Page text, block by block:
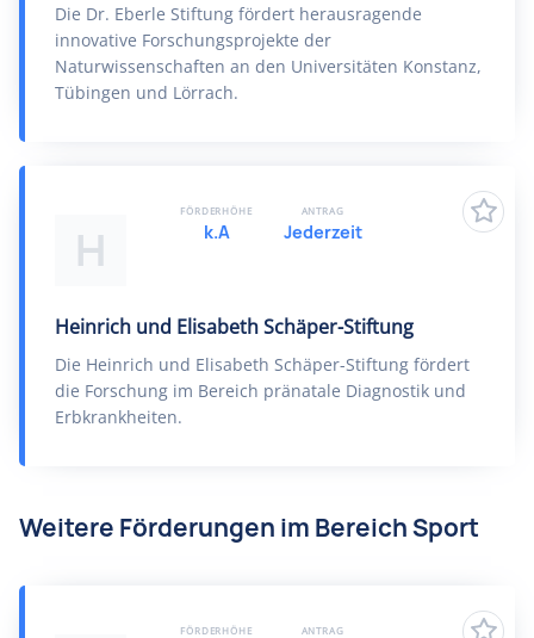
Die Dr. Eberle Stiftung fördert herausragende
innovative Forschungsprojekte der
Naturwissenschaften an den Universitäten Konstanz,
Tübingen und Lörrach.
H
Heinrich und Elisabeth Schäper-Stiftung
Die Heinrich und Elisabeth Schäper-Stiftung fördert
die Forschung im Bereich pränatale Diagnostik und
Erbkrankheiten.
FÖRDERHÖHE
k.A
ANTRAG
Jederzeit
Weitere Förderungen im Bereich Sport
FÖRDERHÖHE ANTRAG